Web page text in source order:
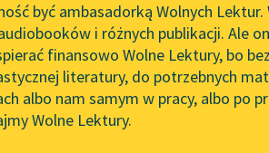
API
OAI-PMH
Widget Wolnych Lektur
być ambasadorką Wolnych Lektur.
i różnych publikacji. Ale
finansowo Wolne Lektury, bo
literatury, do potrzebnych
albo nam samym w pracy, albo po
Wolne Lektury.